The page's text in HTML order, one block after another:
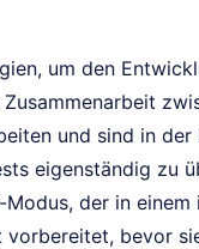
um den
und sind in
eigenständig zu
der in
bevor